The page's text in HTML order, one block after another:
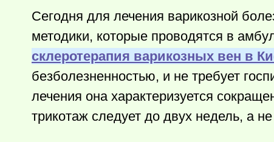
Сегодня для лечения варикозной
методики, которые проводятся в
склеротерапия варикозных вен в
безболезненностью, и не требует
лечения она характеризуется
трикотаж следует до двух недель, а